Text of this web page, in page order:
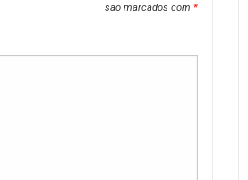
são marcados com *